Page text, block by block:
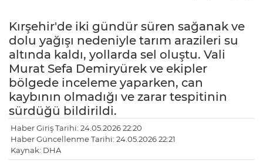
Kırşehir'de iki gündür süren sağanak ve
dolu yağışı nedeniyle tarım arazileri su
altında kaldı, yollarda sel oluştu. Vali
Murat Sefa Demiryürek ve ekipler
bölgede inceleme yaparken, can
kaybının olmadığı ve zarar tespitinin
sürdüğü bildirildi.
Haber Giriş Tarihi: 24.05.2026 22:20
Haber Güncellenme Tarihi: 24.05.2026 22:21
Kaynak: DHA